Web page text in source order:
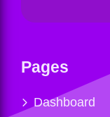
Pages
Dashboard